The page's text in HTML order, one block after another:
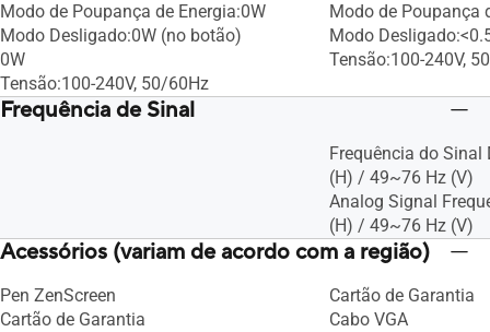
Modo de Poupança de Energia:0W
Modo Desligado:0W (no botão)
0W
Tensão:100-240V, 50/60Hz
Modo de Poupança
Modo
Tensão:100-240V,
Frequência de Sinal
Frequência do
(H) / 49~76 Hz (V)
Analog Signal
(H) / 49~76 Hz (V)
Acessórios (variam de acordo com a região)
Pen ZenScreen
Cartão de Garantia
Cartão de Garantia
Cabo VGA